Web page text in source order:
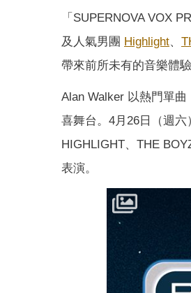
「SUPERNOVA VOX
及人氣男團 Highlight、
帶來前所未有的音樂體驗
Alan Walker 以熱門單
喜舞台。4月26日（週
HIGHLIGHT、THE
表演。